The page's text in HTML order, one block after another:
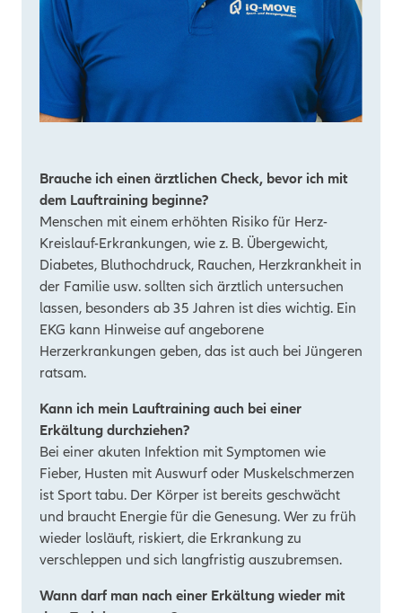
Brauche ich einen ärztlichen Check, bevor ich mit
dem Lauftraining beginne?
Menschen mit einem erhöhten Risiko für Herz-
Kreislauf-Erkrankungen, wie z. B. Übergewicht,
Diabetes, Bluthochdruck, Rauchen, Herzkrankheit in
der Familie usw. sollten sich ärztlich untersuchen
lassen, besonders ab 35 Jahren ist dies wichtig. Ein
EKG kann Hinweise auf angeborene
Herzerkrankungen geben, das ist auch bei Jüngeren
ratsam.
Kann ich mein Lauftraining auch bei einer
Erkältung durchziehen?
Bei einer akuten Infektion mit Symptomen wie
Fieber, Husten mit Auswurf oder Muskelschmerzen
ist Sport tabu. Der Körper ist bereits geschwächt
und braucht Energie für die Genesung. Wer zu früh
wieder losläuft, riskiert, die Erkrankung zu
verschleppen und sich langfristig auszubremsen.
Wann darf man nach einer Erkältung wieder mit